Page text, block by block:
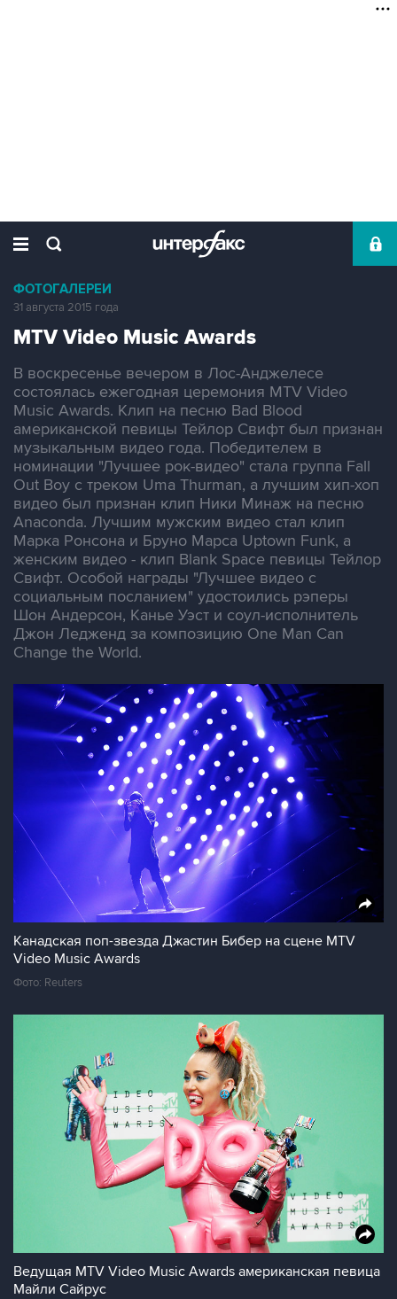
ФОТОГАЛЕРЕИ
31 августа 2015 года
MTV Video Music Awards
В воскресенье вечером в Лос-Анджелесе
состоялась ежегодная церемония MTV Video
Music Awards. Клип на песню Bad Blood
американской певицы Тейлор Свифт был признан
музыкальным видео года. Победителем в
номинации "Лучшее рок-видео" стала группа Fall
Out Boy с треком Uma Thurman, а лучшим хип-хоп
видео был признан клип Ники Минаж на песню
Anaconda. Лучшим мужским видео стал клип
Марка Ронсона и Бруно Марса Uptown Funk, а
женским видео - клип Blank Space певицы Тейлор
Свифт. Особой награды "Лучшее видео с
социальным посланием" удостоились рэперы
Шон Андерсон, Канье Уэст и соул-исполнитель
Джон Ледженд за композицию One Man Can
Change the World.
Канадская поп-звезда Джастин Бибер на сцене MTV
Video Music Awards
Фото: Reuters
Ведущая MTV Video Music Awards американская певица
Майли Сайрус